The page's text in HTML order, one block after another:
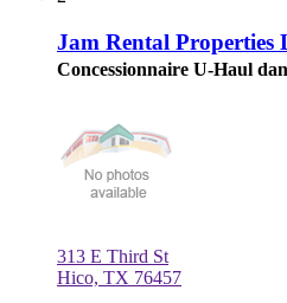
Jam Rental Properties
Concessionnaire U-Haul
313 E Third St
Hico, TX 76457